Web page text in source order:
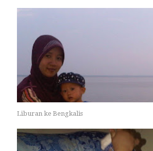
Liburan ke Bengkalis